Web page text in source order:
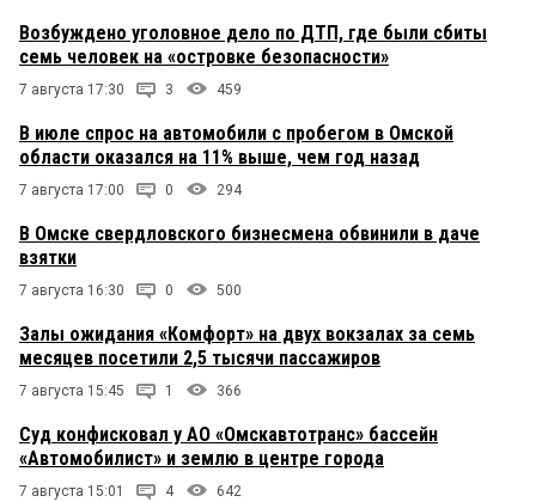
Возбуждено уголовное дело по ДТП, где были сбиты
семь человек на «островке безопасности»
7 августа 17:30 3 459
В июле спрос на автомобили с пробегом в Омской
области оказался на 11% выше, чем год назад
7 августа 17:00 0 294
В Омске свердловского бизнесмена обвинили в даче
взятки
7 августа 16:30 0 500
Залы ожидания «Комфорт» на двух вокзалах за семь
месяцев посетили 2,5 тысячи пассажиров
7 августа 15:45 1 366
Суд конфисковал у АО «Омскавтотранс» бассейн
«Автомобилист» и землю в центре города
7 августа 15:01 4 642